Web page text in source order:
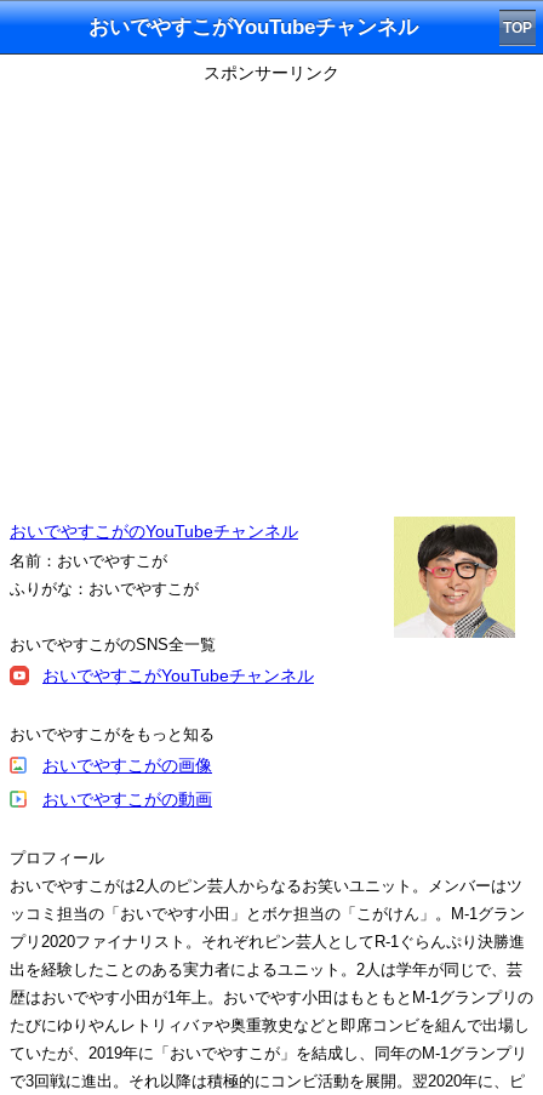
おいでやすこがYouTubeチャンネル TOP
スポンサーリンク
おいでやすこがのYouTubeチャンネル
名前：おいでやすこが
ふりがな：おいでやすこが
おいでやすこがのSNS全一覧
おいでやすこがYouTubeチャンネル
おいでやすこがをもっと知る
おいでやすこがの画像
おいでやすこがの動画
プロフィール
おいでやすこがは2人のピン芸人からなるお笑いユニット。メンバーはツ
ッコミ担当の「おいでやす小田」とボケ担当の「こがけん」。M-1グラン
プリ2020ファイナリスト。それぞれピン芸人としてR-1ぐらんぷり決勝進
出を経験したことのある実力者によるユニット。2人は学年が同じで、芸
歴はおいでやす小田が1年上。おいでやす小田はもともとM-1グランプリの
たびにゆりやんレトリィバァや奥重敦史などと即席コンビを組んで出場し
ていたが、2019年に「おいでやすこが」を結成し、同年のM-1グランプリ
で3回戦に進出。それ以降は積極的にコンビ活動を展開。翌2020年に、ピ